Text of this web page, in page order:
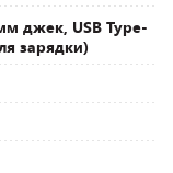
джек, USB Type-
зарядки)